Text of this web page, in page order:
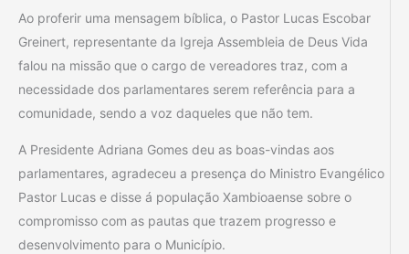
Ao proferir uma mensagem bíblica, o Pastor Lucas Escobar
Greinert, representante da Igreja Assembleia de Deus Vida
falou na missão que o cargo de vereadores traz, com a
necessidade dos parlamentares serem referência para a
comunidade, sendo a voz daqueles que não tem.
A Presidente Adriana Gomes deu as boas-vindas aos
parlamentares, agradeceu a presença do Ministro Evangélico
Pastor Lucas e disse á população Xambioaense sobre o
compromisso com as pautas que trazem progresso e
desenvolvimento para o Município.